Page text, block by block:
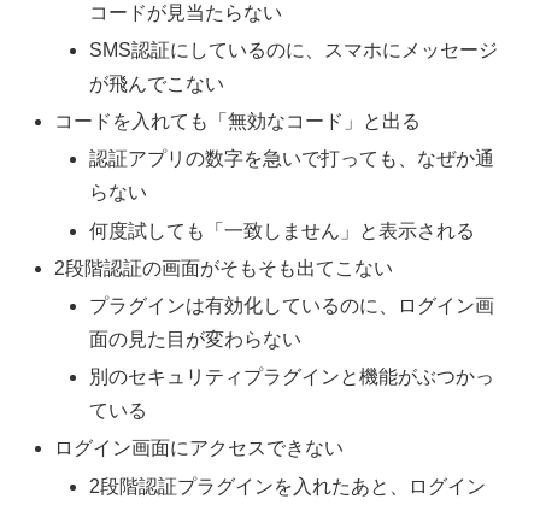
コードが見当たらない
SMS認証にしているのに、スマホにメッセージ
が飛んでこない
コードを入れても「無効なコード」と出る
認証アプリの数字を急いで打っても、なぜか通
らない
何度試しても「一致しません」と表示される
2段階認証の画面がそもそも出てこない
プラグインは有効化しているのに、ログイン画
面の見た目が変わらない
別のセキュリティプラグインと機能がぶつかっ
ている
ログイン画面にアクセスできない
2段階認証プラグインを入れたあと、ログイン